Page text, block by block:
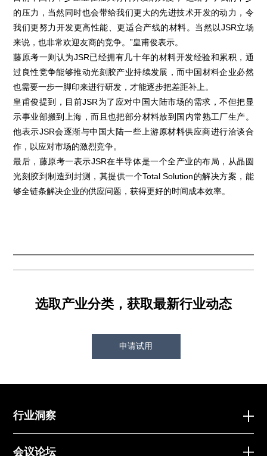
的压力，当然同时也会带给我们更大的先进技术开发的动力，令
我们更努力开发更高性能、更适合产线的材料。当然以JSR立场
来说，也非常欢迎友商的竞争。”皇甫俊表示。
藤原考一则认为JSR已经拥有几十年的材料开发经验和累积，通
过良性竞争能够推动光刻胶产业持续发展，而中国材料企业必然
也需要一步一脚印来进行研发，才能逐步把差距补上。
皇甫俊提到，目前JSR为了应对中国大陆市场的需求，不但把显
示事业部搬到上海，而且也把部分材料放到国内常熟工厂生产。
他表示JSR会逐渐与中国大陆一些上游原材料供应商进行洽谈合
作，以应对市场的激烈竞争。
最后，藤原考一表示JSR在半导体是一个全产业的布局，从晶圆
光刻胶到制造到封测，其提供一个Total Solution的解决方案，能
够全链条解决企业的供应问题，获得更好的时间成本效率。
选取产业分类，获取最新行业动态
申请试用
行业洞察
会议论坛